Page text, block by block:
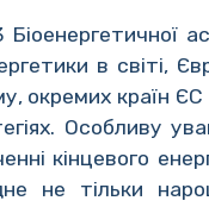
в світі,
окремих країн
Особливу
кінцевого
не тільки